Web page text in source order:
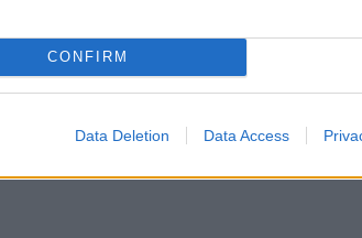
CONFIRM
Data Deletion Data Access